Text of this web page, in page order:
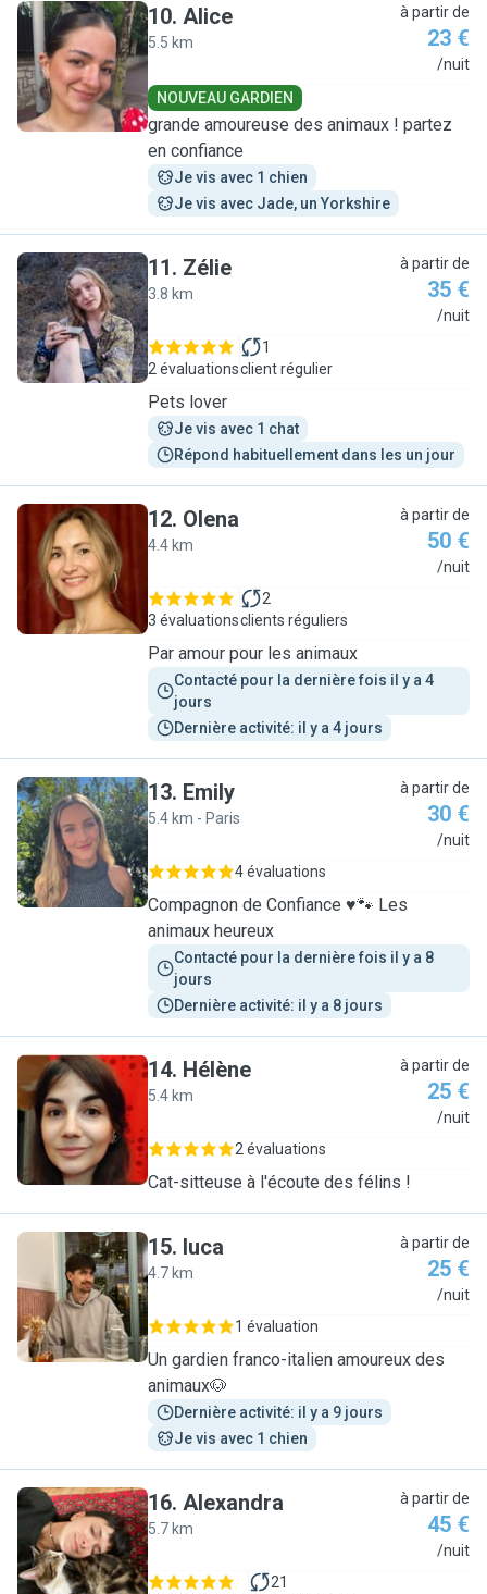
A
10. Alice
5.5 km
à partir de
23 €
/nuit
NOUVEAU GARDIEN
grande amoureuse des animaux ! partez
en confiance
Je vis avec 1 chien
Je vis avec Jade, un Yorkshire
Z
11. Zélie
3.8 km
à partir de
35 €
/nuit
2 évaluations
1
client régulier
Pets lover
Je vis avec 1 chat
Répond habituellement dans les un jour
O
12. Olena
4.4 km
à partir de
50 €
/nuit
3 évaluations
2
clients réguliers
Par amour pour les animaux
Contacté pour la dernière fois il y a 4
jours
Dernière activité: il y a 4 jours
E
13. Emily
5.4 km - Paris
à partir de
30 €
/nuit
4 évaluations
Compagnon de Confiance ♥️🐾 Les
animaux heureux
Contacté pour la dernière fois il y a 8
jours
Dernière activité: il y a 8 jours
H
14. Hélène
5.4 km
à partir de
25 €
/nuit
2 évaluations
Cat-sitteuse à l'écoute des félins !
L
15. luca
4.7 km
à partir de
25 €
/nuit
1 évaluation
Un gardien franco-italien amoureux des
animaux🐶
Dernière activité: il y a 9 jours
Je vis avec 1 chien
A
16. Alexandra
5.7 km
à partir de
45 €
/nuit
21